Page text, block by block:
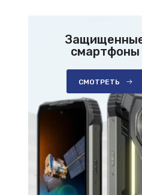
смартфоны
СМОТРЕТЬ